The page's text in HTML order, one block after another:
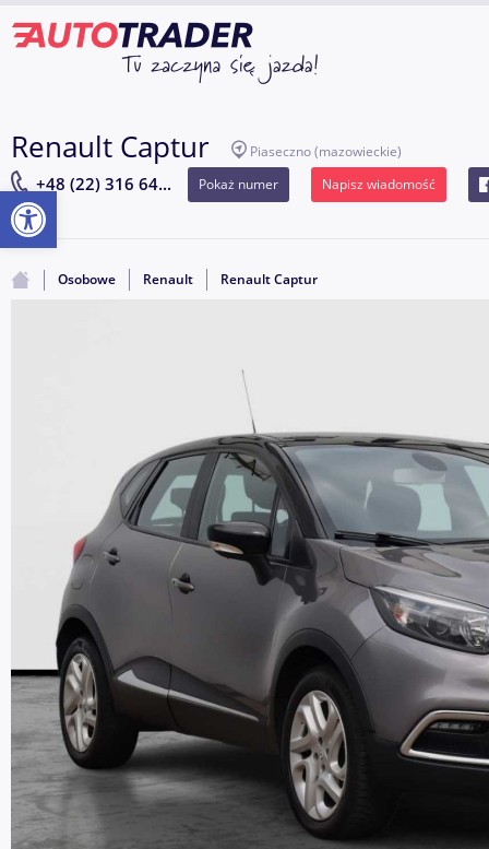
Renault Captur Piaseczno(mazowieckie)
+48 (22) 316 64... Pokaż numer Napisz wiadomość
Osobowe Renault Renault Captur
Otwórz pasek narzędzi